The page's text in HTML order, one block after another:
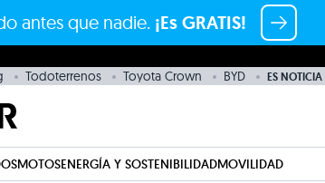
antes que nadie. ¡Es GRATIS!
Todoterrenos Toyota Crown BYD ES NOTICIA
MOTOSENERGÍA Y SOSTENIBILIDADMOVILIDAD